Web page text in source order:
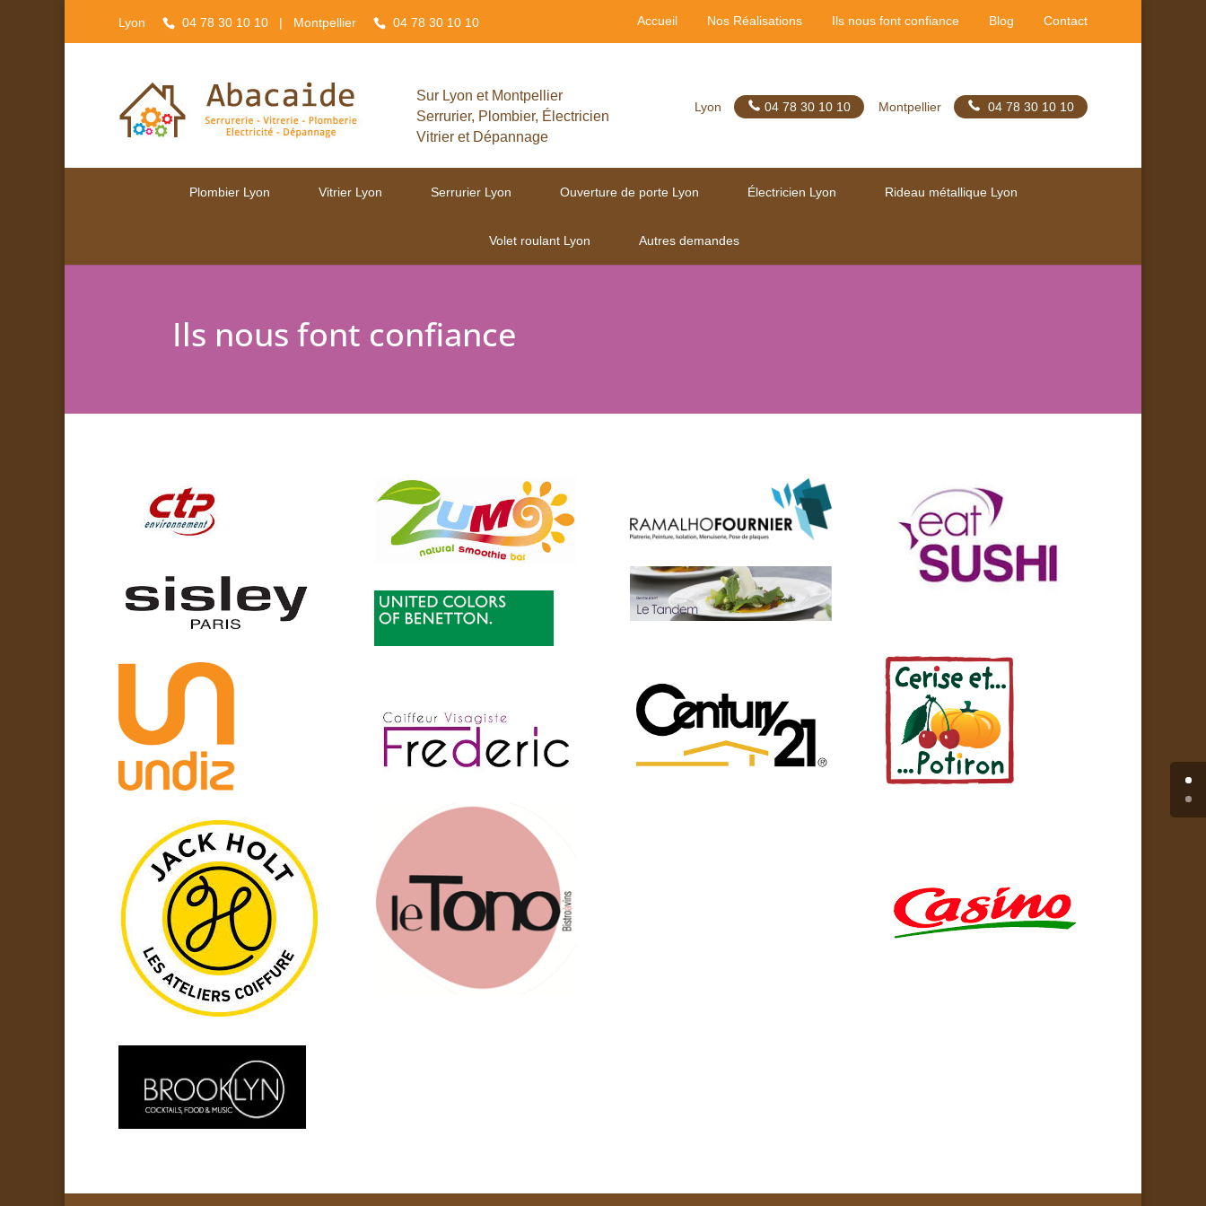
Lyon 04 78 30 10 10 | Montpellier 04 78 30 10 10 Accueil Nos Réalisations Ils nous font confiance Blog Contact
Lyon 04 78 30 10 10 Montpellier 04 78 30 10 10
Sur Lyon et Montpellier
Serrurier, Plombier, Électricien
Vitrier et Dépannage
Plombier Lyon Vitrier Lyon Serrurier Lyon Ouverture de porte Lyon Électricien Lyon Rideau métallique Lyon
Volet roulant Lyon Autres demandes
Ils nous font confiance